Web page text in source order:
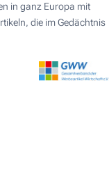
in ganz Europa mit
die im Gedächtnis